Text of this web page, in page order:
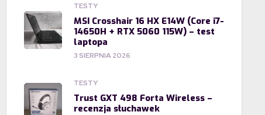
TESTY
MSI Crosshair 16 HX E14W (Core i7-
14650H + RTX 5060 115W) – test
laptopa
3 SIERPNIA 2026
TESTY
Trust GXT 498 Forta Wireless –
recenzja słuchawek